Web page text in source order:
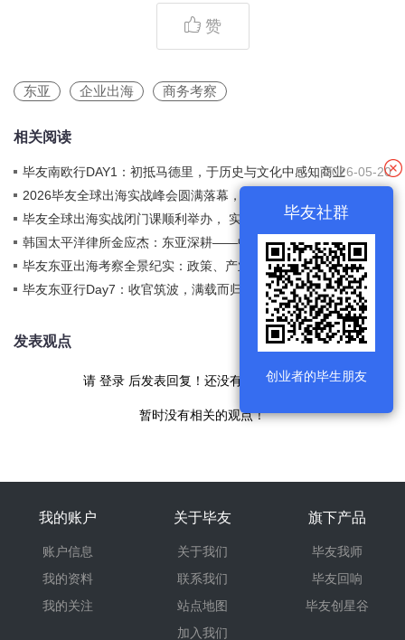
赞
东亚 企业出海 商务考察
相关阅读
毕友南欧行DAY1：初抵马德里，于历史与文化中感知商业
土壤
2026-05-20
2026毕友全球出海实战峰会圆满落幕，毕友出海服务体系
发布，百鲲出海投资基金启动，全链条服务+资本双轮驱动
赋能企业扬帆全球
毕友全球出海实战闭门课顺利举办， 实战案例复盘+底层
逻辑解析双赋能
2026-04-03
韩国太平洋律所金应杰：东亚深耕——中企出海韩国的政
策与建议
2026-02-27
毕友东亚出海考察全景纪实：政策、产业、情谊的三重跨
越
2025-12-09
毕友东亚行Day7：收官筑波，满载而归——跨境合作落定2025-12-08
发表观点
请 登录 后发表回复！还没有帐号现在注册
暂时没有相关的观点！
我的账户
账户信息
我的资料
我的关注
关于毕友
关于我们
联系我们
站点地图
加入我们
旗下产品
毕友我师
毕友回响
毕友创星谷
毕友社群
创业者的毕生朋友